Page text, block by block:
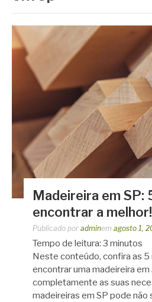
Madeireira em SP:
encontrar a melhor!
Publicado por adminem agosto 1,
Tempo de leitura: 3 minutos
Neste conteúdo, confira as 5
encontrar uma madeireira em
completamente as suas
madeireiras em SP pode não